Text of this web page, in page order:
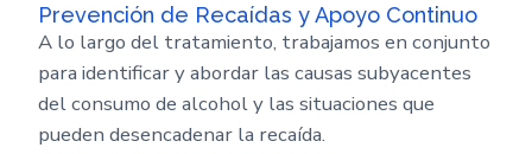
Prevención de Recaídas y Apoyo Continuo
A lo largo del tratamiento, trabajamos en conjunto
para identificar y abordar las causas subyacentes
del consumo de alcohol y las situaciones que
pueden desencadenar la recaída.